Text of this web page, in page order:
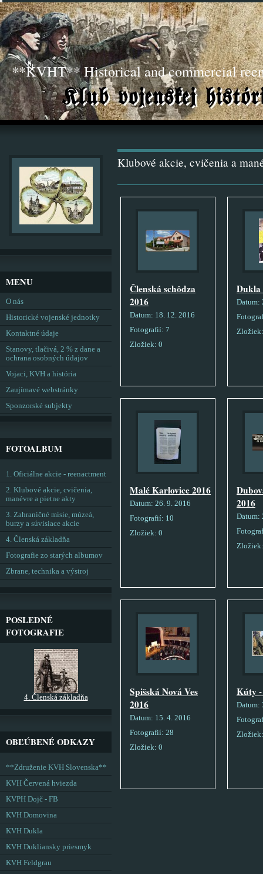
**KVHT** Historical and commercial
Klubové akcie, cvičenia a
Členská schôdza
2016
Datum: 18. 12. 2016
Fotografií: 7
Zložiek: 0
Dukla
Datum:
Malé Karlovice 2016
Datum: 26. 9. 2016
Fotografií: 10
Zložiek: 0
2016
Datum:
Spišská Nová Ves
2016
Datum: 15. 4. 2016
Fotografií: 28
Zložiek: 0
Kúty -
Datum:
MENU
O nás
Historické vojenské jednotky
Kontaktné údaje
Stanovy, tlačivá, 2 % z dane a
ochrana osobných údajov
Vojaci, KVH a história
Zaujímavé webstránky
Sponzorské subjekty
FOTOALBUM
1. Oficiálne akcie - reenactment
2. Klubové akcie, cvičenia,
manévre a pietne akty
3. Zahraničné misie, múzeá,
burzy a súvisiace akcie
4. Členská základňa
Fotografie zo starých albumov
Zbrane, technika a výstroj
POSLEDNÉ
FOTOGRAFIE
4. Členská základňa
OBĽÚBENÉ ODKAZY
**Združenie KVH Slovenska**
KVH Červená hviezda
KVPH Dojč - FB
KVH Domovina
KVH Dukla
KVH Dukliansky priesmyk
KVH Feldgrau